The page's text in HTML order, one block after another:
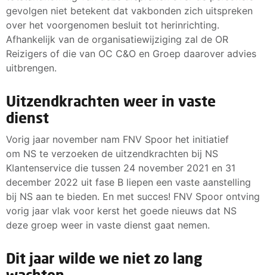
gevolgen niet betekent dat vakbonden zich uitspreken
over het voorgenomen besluit tot herinrichting.
Afhankelijk van de organisatiewijziging zal de OR
Reizigers of die van OC C&O en Groep daarover advies
uitbrengen.
Uitzendkrachten weer in vaste
dienst
Vorig jaar november nam FNV Spoor het initiatief
om NS te verzoeken de uitzendkrachten bij NS
Klantenservice die tussen 24 november 2021 en 31
december 2022 uit fase B liepen een vaste aanstelling
bij NS aan te bieden. En met succes! FNV Spoor ontving
vorig jaar vlak voor kerst het goede nieuws dat NS
deze groep weer in vaste dienst gaat nemen.
Dit jaar wilde we niet zo lang